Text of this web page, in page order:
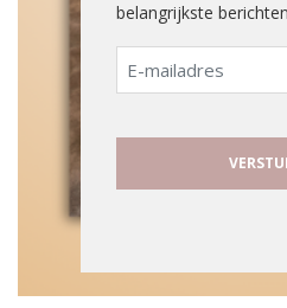
belangrijkste
E-
mailadres